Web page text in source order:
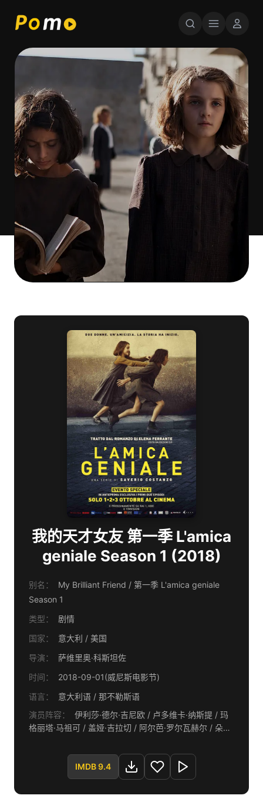
我的天才女友 第一季 L'amica
geniale Season 1 (2018)
别名：
My Brilliant Friend / 第一季 L'amica geniale
Season 1
类型：
剧情
国家：
意大利 / 美国
导演：
萨维里奥·科斯坦佐
时间：
2018-09-01(威尼斯电影节)
语言：
意大利语 / 那不勒斯语
演员阵容：
伊利莎·德尔·吉尼欧 / 卢多维卡·纳斯提 / 玛
格丽塔·马祖可 / 盖娅·吉拉切 / 阿尔芭·罗尔瓦赫尔 / 朵拉·
瓦伦蒂娜·阿卡 / 卢卡·加洛内 / 皮纳·迪·热那罗 / 伊丽莎白
·德·帕罗奥 / 莎拉·法兰加 / 爱德华多·斯卡皮塔 / 安东尼奥
IMDB 9.4